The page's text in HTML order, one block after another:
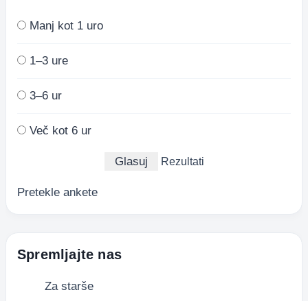
Manj kot 1 uro
1–3 ure
3–6 ur
Več kot 6 ur
Rezultati
Pretekle ankete
Spremljajte nas
Za starše